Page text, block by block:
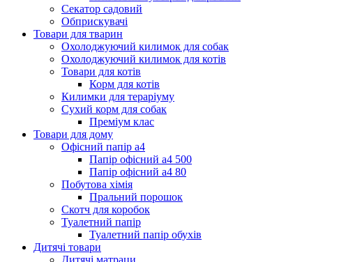
Секатор садовий
Обприскувачі
Товари для тварин
Охолоджуючий килимок для собак
Охолоджуючий килимок для котів
Товари для котів
Корм для котів
Килимки для тераріуму
Сухий корм для собак
Преміум клас
Товари для дому
Офісний папір а4
Папір офісний а4 500
Папір офісний а4 80
Побутова хімія
Пральний порошок
Скотч для коробок
Туалетний папір
Туалетний папір обухів
Дитячі товари
Дитячі матраци